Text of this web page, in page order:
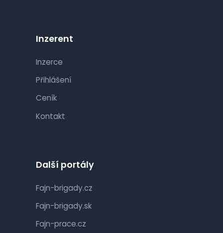
Inzerent
Inzerce
Přihlášení
Ceník
Kontakt
Další portály
Fajn-brigady.cz
Fajn-brigady.sk
Fajn-prace.cz